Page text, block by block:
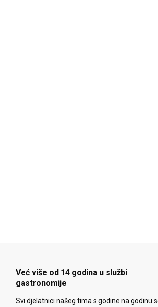
Već više od 14 godina u službi
gastronomije
Svi djelatnici našeg tima s godine na godinu